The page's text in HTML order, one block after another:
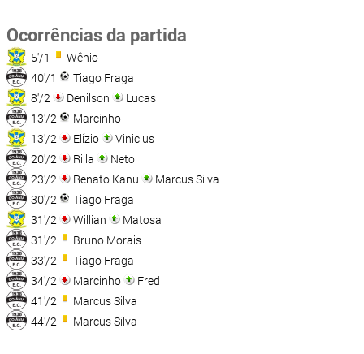
Ocorrências da partida
5'/1
Wênio
40'/1
Tiago Fraga
8'/2
Denilson
Lucas
13'/2
Marcinho
13'/2
Elízio
Vinicius
20'/2
Rilla
Neto
23'/2
Renato Kanu
Marcus Silva
30'/2
Tiago Fraga
31'/2
Willian
Matosa
31'/2
Bruno Morais
33'/2
Tiago Fraga
34'/2
Marcinho
Fred
41'/2
Marcus Silva
44'/2
Marcus Silva